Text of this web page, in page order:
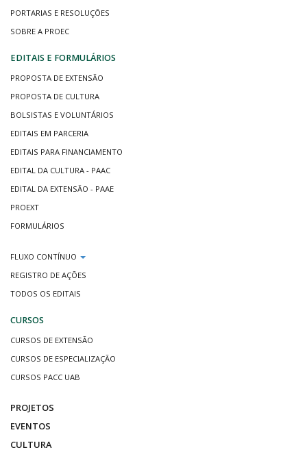
PORTARIAS E RESOLUÇÕES
SOBRE A PROEC
EDITAIS E FORMULÁRIOS
PROPOSTA DE EXTENSÃO
PROPOSTA DE CULTURA
BOLSISTAS E VOLUNTÁRIOS
EDITAIS EM PARCERIA
EDITAIS PARA FINANCIAMENTO
EDITAL DA CULTURA - PAAC
EDITAL DA EXTENSÃO - PAAE
PROEXT
FORMULÁRIOS
FLUXO CONTÍNUO
REGISTRO DE AÇÕES
TODOS OS EDITAIS
CURSOS
CURSOS DE EXTENSÃO
CURSOS DE ESPECIALIZAÇÃO
CURSOS PACC UAB
PROJETOS
EVENTOS
CULTURA